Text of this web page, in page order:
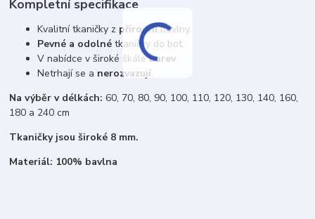
Kompletní specifikace
Kvalitní tkaničky z přírodníbavlny.
Pevné a odolnétkaničky do bot.
V nabídce v široké škálebarev.
Netrhají se a nerozvazují.
Na výběr v délkách: 60, 70, 80, 90, 100, 110, 120, 130, 140, 160,
180 a 240 cm
Tkaničky jsou široké 8 mm.
Materiál: 100% bavlna